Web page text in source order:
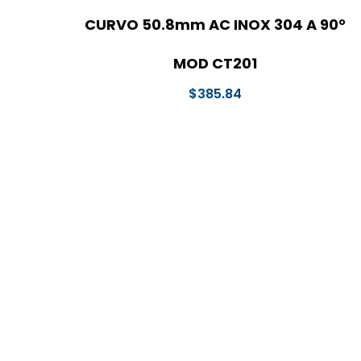
CURVO 50.8mm AC INOX 304 A 90°
MOD CT201
$385.84